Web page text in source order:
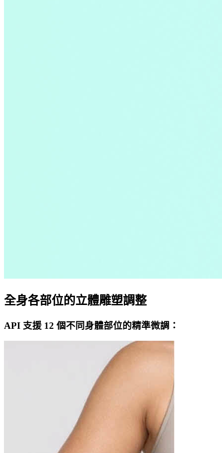
全身各部位的立體雕塑調整
API 支援 12 個不同身體部位的精準微調：